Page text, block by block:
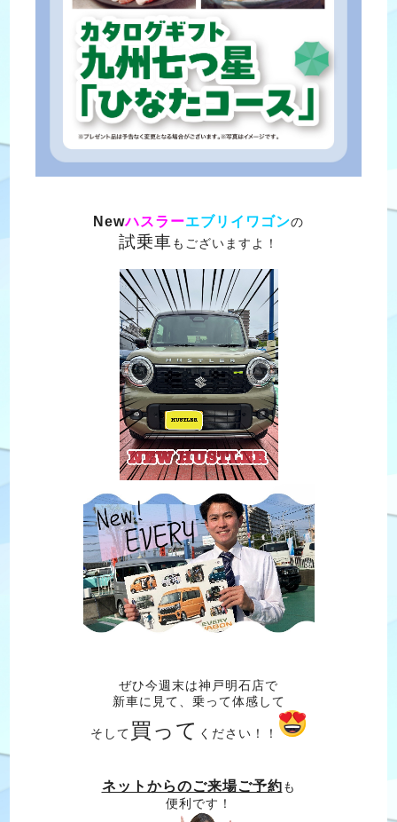
Newハスラーエブリイワゴンの
試乗車もございますよ！
ぜひ今週末は神戸明石店で
新車に見て、乗って体感して
そして 買って ください！！
ネットからのご来場ご予約も
便利です！